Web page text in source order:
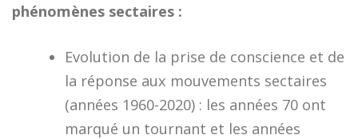
phénomènes sectaires :
Evolution de la prise de conscience et de
la réponse aux mouvements sectaires
(années 1960-2020) : les années 70 ont
marqué un tournant et les années